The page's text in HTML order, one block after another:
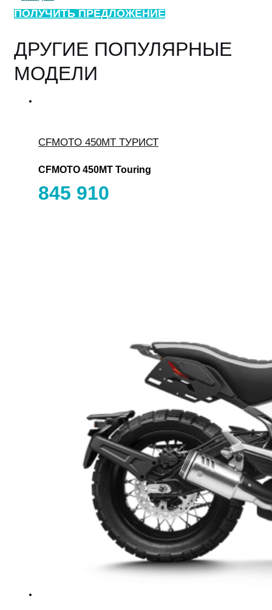
ПОЛУЧИТЬ ПРЕДЛОЖЕНИЕ
ДРУГИЕ ПОПУЛЯРНЫЕ
МОДЕЛИ
CFMOTO 450MT ТУРИСТ
CFMOTO 450MT Touring
845 910